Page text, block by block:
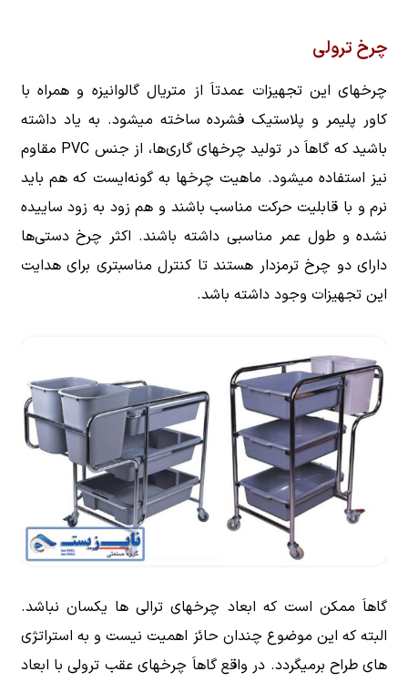
چرخ ترولی
چرخهای این تجهیزات عمدتاَ از متریال گالوانیزه و همراه با
کاور پلیمر و پلاستیک فشرده ساخته میشود. به یاد داشته
باشید که گاهاَ در تولید چرخهای گاری‌ها، از جنس PVC مقاوم
نیز استفاده میشود. ماهیت چرخها به گونه‌ایست که هم باید
نرم و با قابلیت حرکت مناسب باشند و هم زود به زود ساییده
نشده و طول عمر مناسبی داشته باشند. اکثر چرخ دستی‌ها
دارای دو چرخ ترمزدار هستند تا کنترل مناسبتری برای هدایت
این تجهیزات وجود داشته باشد.
گاهاَ ممکن است که ابعاد چرخهای ترالی ها یکسان نباشد.
البته که این موضوع چندان حائز اهمیت نیست و به استراتژی
های طراح برمیگردد. در واقع گاهاَ چرخهای عقب ترولی با ابعاد